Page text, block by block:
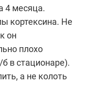
4 месяца.
кортексина. Не
он
плохо
в стационаре).
а не колоть